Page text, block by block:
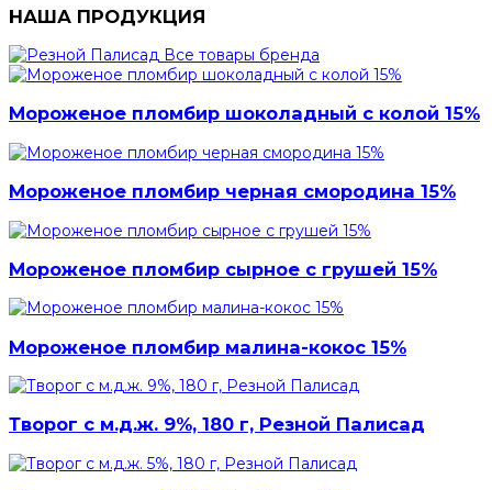
НАША ПРОДУКЦИЯ
Все товары бренда
Мороженое пломбир шоколадный с колой 15%
Мороженое пломбир черная смородина 15%
Мороженое пломбир сырное с грушей 15%
Мороженое пломбир малина-кокос 15%
Творог с м.д.ж. 9%, 180 г, Резной Палисад